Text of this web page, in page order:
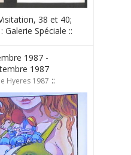
38 et 40;
Galerie Spéciale ::
1987 -
1987
Hyeres 1987 ::